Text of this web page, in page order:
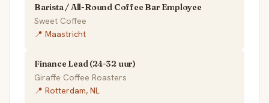
Barista / All-Round Coffee Bar Employee
Sweet Coffee
📍 Maastricht
Finance Lead (24-32 uur)
Giraffe Coffee Roasters
📍 Rotterdam, NL